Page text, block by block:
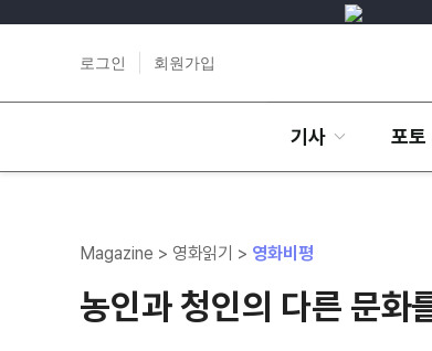
로그인 회원가입
기사 포토
Magazine > 영화읽기 > 영화비평
농인과 청인의 다른 문화